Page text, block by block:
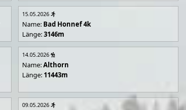
15.05.2026
Name: Bad Honnef 4k
Länge:3146m
14.05.2026
Name:Althorn
Länge: 11443m
09.05.2026